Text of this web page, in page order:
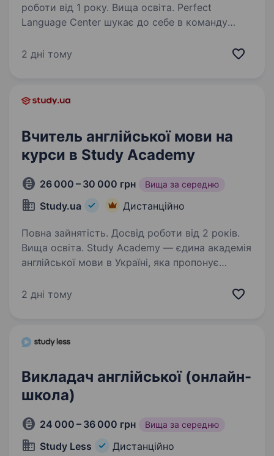
роботи від 1 року. Вища освіта. Perfect
Language Center шукає до себе в команду
ОНЛАЙН. Наш ідеальний тічер — це творча
2 дні тому
Вчитель англійської мови на
курси в Study Аcademy
26 000 – 30 000 грн Вища за середню
Study.ua Дистанційно
Повна зайнятість. Досвід роботи від 2 років.
Вища освіта. Study Academy — єдина академія
англійської мови в Україні, яка пропонує
з акцентом на всебічний розвиток
2 дні тому
Викладач англійської (онлайн-
школа)
24 000 – 36 000 грн Вища за середню
Study Less Дистанційно